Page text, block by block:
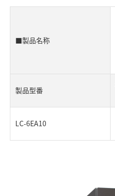
■製品名称
製品型番
LC-6EA10